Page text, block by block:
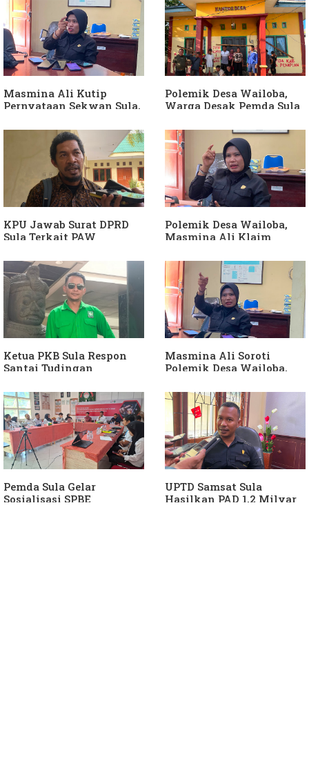
Masmina Ali Kutip
Pernyataan Sekwan Sula,
Diduga Jadikan
Keponakan "ATM
Berjalan"
Polemik Desa Wailoba,
Warga Desak Pemda Sula
APH Usut Dugaan
Penyimpangan Dana Desa
KPU Jawab Surat DPRD
Sula Terkait PAW
Hanura
Polemik Desa Wailoba,
Masmina Ali Klaim
Keterlibatan Ketua PKB
Sula
Ketua PKB Sula Respon
Santai Tudingan
Dia Kangen Saya
Masmina Ali Soroti
Polemik Desa Wailoba,
Keterlibatan Ketua PKB
Sula
Pemda Sula Gelar
Sosialisasi SPBE
UPTD Samsat Sula
Hasilkan PAD 1,2 Milyar